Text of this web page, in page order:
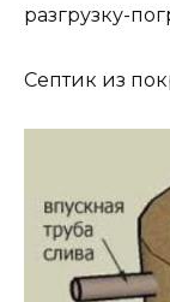
разгрузку-
Септик из